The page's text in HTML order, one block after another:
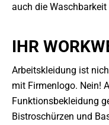
auch die
IHR
Arbeitskleidung ist
mit Firmenlogo. Nein!
Funktionsbekleidung
Bistroschürzen und